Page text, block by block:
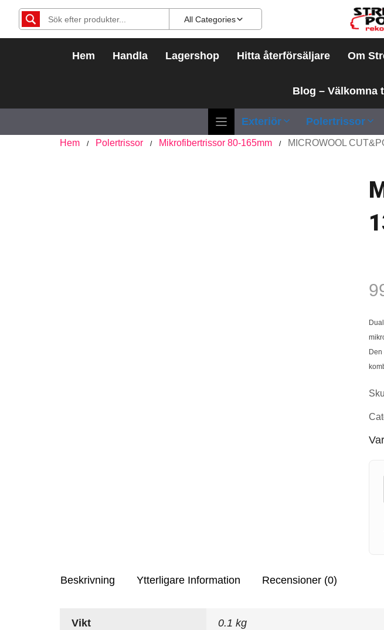
Hoppa
innehåll
All Categories
Hem Handla Lagershop Hitta återförsäljare Om
Blog – Välkomna
Exteriör Polertrissor
Hem / Polertrissor / Mikrofibertrissor 80-165mm / MICROWOOL
Beskrivning Ytterligare Information Recensioner (0)
Vikt 0.1 kg